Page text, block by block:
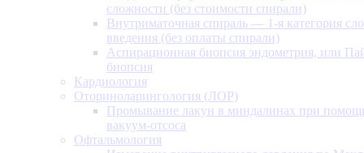
сложности (без стоимости спирали)
Внутриматочная спираль — 1-я категория
введения (без оплаты спирали)
Аспирационная биопсия эндометрия, или
биопсия
Кардиология
Оториноларингология (ЛОР)
Промывание лакун в миндалинах при
вакуум-отсоса
Офтальмология